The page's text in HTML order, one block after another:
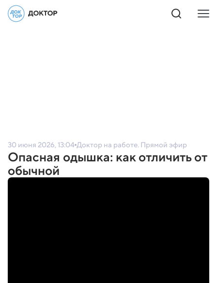
30 июня 2026, 13:04 Доктор на работе. Прямой эфир
Опасная одышка: как отличить от
обычной